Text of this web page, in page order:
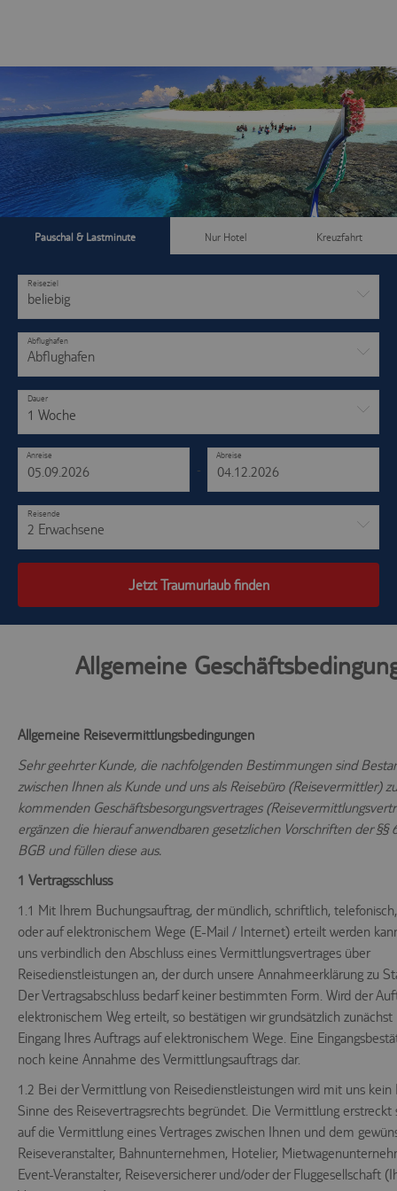
Pauschal & Lastminute Nur Hotel Kreuzfahrt
Reiseziel
beliebig
Abflughafen
Abflughafen
Dauer
1 Woche
Anreise
-
Abreise
Reisende
2 Erwachsene
Jetzt Traumurlaub finden
Allgemeine
Allgemeine Reisevermittlungsbedingungen
Sehr geehrter Kunde, die nachfolgenden Bestimmungen sind
zwischen Ihnen als Kunde und uns als Reisebüro (Reisevermittler)
kommenden Geschäftsbesorgungsvertrages
ergänzen die hierauf anwendbaren gesetzlichen Vorschriften der §§
BGB und füllen diese aus.
1 Vertragsschluss
1.1 Mit Ihrem Buchungsauftrag, der mündlich, schriftlich,
oder auf elektronischem Wege (E-Mail / Internet) erteilt werden
uns verbindlich den Abschluss eines Vermittlungsvertrages über
Reisedienstleistungen an, der durch unsere Annahmeerklärung zu
Der Vertragsabschluss bedarf keiner bestimmten Form. Wird der
elektronischem Weg erteilt, so bestätigen wir grundsätzlich zunächst
Eingang Ihres Auftrags auf elektronischem Wege. Eine
noch keine Annahme des Vermittlungsauftrags dar.
1.2 Bei der Vermittlung von Reisedienstleistungen wird mit uns kein
Sinne des Reisevertragsrechts begründet. Die Vermittlung erstreckt
auf die Vermittlung eines Vertrages zwischen Ihnen und dem
Reiseveranstalter, Bahnunternehmen, Hotelier,
Event-Veranstalter, Reiseversicherer und/oder der Fluggesellschaft